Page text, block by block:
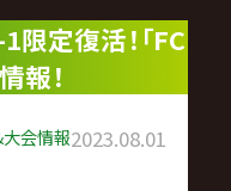
定復活！「FC
報！
大会情報2023.08.01